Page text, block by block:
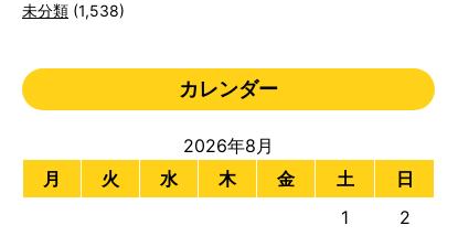
未分類 (1,538)
カレンダー
2026年8月
月
火 水 木 金 土 日
1
2